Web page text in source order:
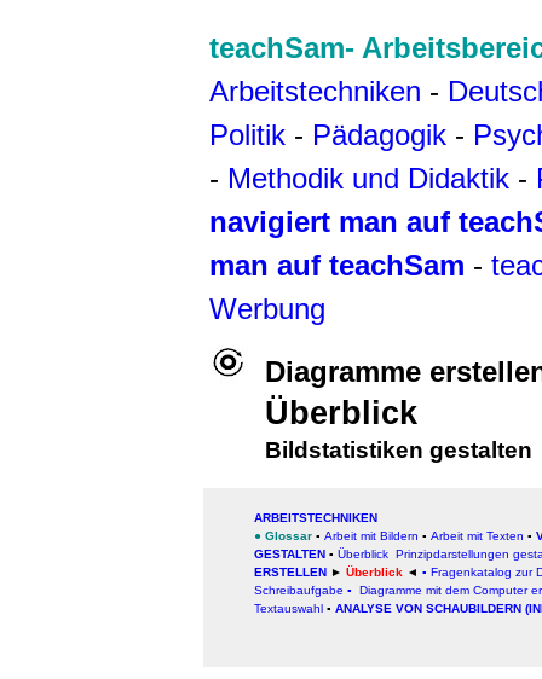
teachSam-
Arbeitstechniken -
Politik - Pädagogik -
- Methodik und Didaktik -
navigiert man auf
man auf teachSam -
Werbung
Diagramme
Überblick
Bildstatistiken gestalten
ARBEITSTECHNIKEN
● Glossar ▪ Arbeit mit Bildern ▪ Arbeit mit Texten ▪
GESTALTEN ▪ Überblick Prinzipdarstellungen
ERSTELLEN ► Überblick ◄ ▪ Fragenkatalog zur
Schreibaufgabe ▪ Diagramme mit dem Computer
Textauswahl ▪ ANALYSE VON SCHAUBILDERN